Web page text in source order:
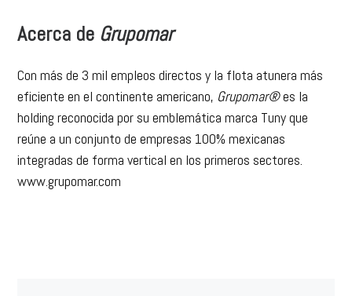
Acerca de Grupomar
Con más de 3 mil empleos directos y la flota atunera más
eficiente en el continente americano, Grupomar®es la
holding reconocida por su emblemática marca Tuny que
reúne a un conjunto de empresas 100% mexicanas
integradas de forma vertical en los primeros sectores.
www.grupomar.com